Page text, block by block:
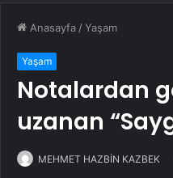
Anasayfa /Yaşam
Yaşam
Notalardan
uzanan
MEHMET HAZBİN KAZBEK